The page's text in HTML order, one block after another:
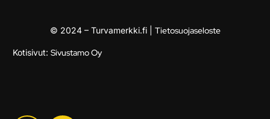
© 2024 – Turvamerkki.fi | Tietosuojaseloste
Kotisivut: Sivustamo Oy